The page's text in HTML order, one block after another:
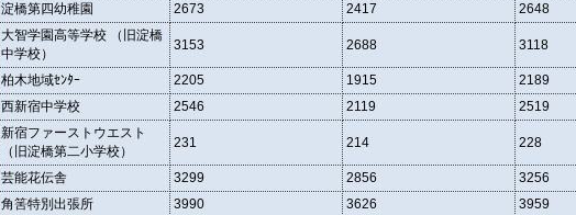
淀橋第四幼稚園 2673 2417 2648
大智学園高等学校 （旧淀橋
中学校）
3153 2688 3118
柏木地域ｾﾝﾀｰ 2205 1915 2189
西新宿中学校 2546 2119 2519
新宿ファーストウエスト
（旧淀橋第二小学校）
231 214 228
芸能花伝舎 3299 2856 3256
角筈特別出張所 3990 3626 3959